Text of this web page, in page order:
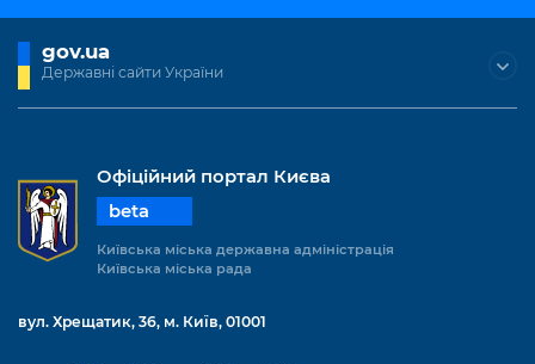
gov.ua
Державні сайти України
Офіційний портал Києва
beta
Київська міська державна адміністрація
Київська міська рада
вул. Хрещатик, 36, м. Київ, 01001